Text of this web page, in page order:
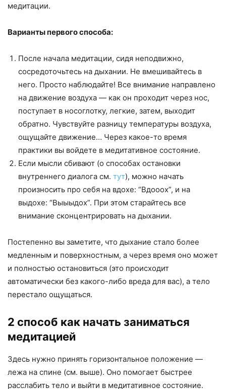
медитации.
Варианты первого способа:
После начала медитации, сидя неподвижно,
сосредоточьтесь на дыхании. Не вмешивайтесь в
него. Просто наблюдайте! Все внимание направлено
на движение воздуха — как он проходит через нос,
поступает в носоглотку, легкие, затем, выходит
обратно. Чувствуйте разницу температуры воздуха,
ощущайте движение… Через какое-то время
практики вы войдете в медитативное состояние.
Если мысли сбивают (о способах остановки
внутреннего диалога см. тут), можно начать
произносить про себя на вдохе: “Вдооох”, и на
выдохе: “Выыыдох”. При этом старайтесь все
внимание сконцентрировать на дыхании.
Постепенно вы заметите, что дыхание стало более
медленным и поверхностным, а через время оно может
и полностью остановиться (это происходит
автоматически без какого-либо вреда для вас), а тело
перестало ощущаться.
2 способ как начать заниматься
медитацией
Здесь нужно принять горизонтальное положение —
лежа на спине (см. выше). Оно помогает быстрее
расслабить тело и выйти в медитативное состояние.